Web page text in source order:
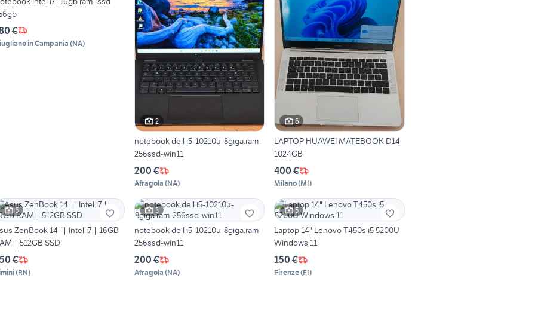
€
in Campania (NA)
2
notebook dell i5-10210u-8giga.ram-
256ssd-win11
200 €
Afragola (NA)
6
LAPTOP HUAWEI MATEBOOK D14
1024GB
400 €
Milano(MI)
6
ZenBook 14" | Intel i7 | 16GB
| 512GB SSD
€
(RN)
3
notebook dell i5-10210u-8giga.ram-
256ssd-win11
200 €
Afragola (NA)
5
Laptop 14" Lenovo T450s i5 5200U
Windows 11
150 €
Firenze(FI)